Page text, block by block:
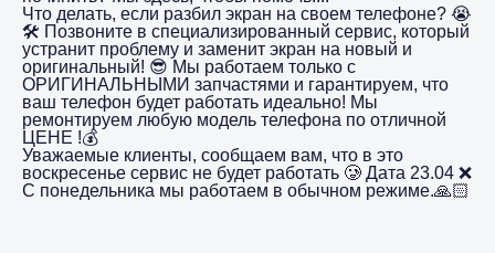
Что делать, если разбил экран на своем телефоне? 😭
🛠️ Позвоните в специализированный сервис, который
устранит проблему и заменит экран на новый и
оригинальный! 😎 Мы работаем только с
ОРИГИНАЛЬНЫМИ запчастями и гарантируем, что
ваш телефон будет работать идеально! Мы
ремонтируем любую модель телефона по отличной
ЦЕНЕ !💰
Уважаемые клиенты, сообщаем вам, что в это
воскресенье сервис не будет работать 🥲 Дата 23.04 ❌
С понедельника мы работаем в обычном режиме.🙏🏻